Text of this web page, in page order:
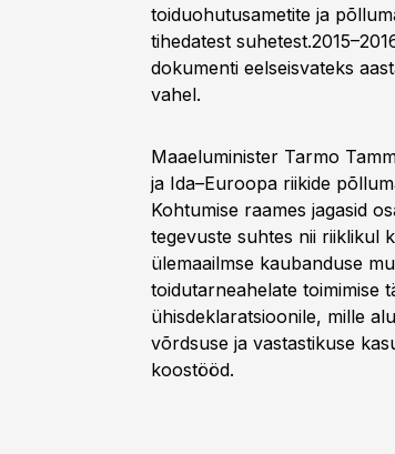
toiduohutusametite ja
tihedatest
dokumenti eelseisvateks
vahel.
Maaeluminister Tarmo
ja Ida–Euroopa riikide
Kohtumise raames jagasid
tegevuste suhtes nii riiklikul
ülemaailmse kaubanduse
toidutarneahelate toimimise
ühisdeklaratsioonile, mille
võrdsuse ja vastastikuse
koostööd.